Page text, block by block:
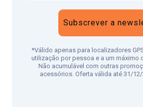
Subscrever a
*Válido apenas para localizadores
utilização por pessoa e a um máximo
Não acumulável com outras
acessórios. Oferta válida até 31/12/